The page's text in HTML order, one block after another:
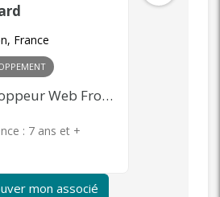
France
+ 1
Community Management, Content Marketing, Publicité en ligne, Product Management
: 7 ans et +
Zaya
mon associé